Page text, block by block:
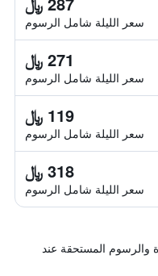
سعر الليلة شامل الرسوم
271 ﷼
سعر الليلة شامل الرسوم
119 ﷼
سعر الليلة شامل الرسوم
318 ﷼
سعر الليلة شامل الرسوم
والرسوم المستحقة عند